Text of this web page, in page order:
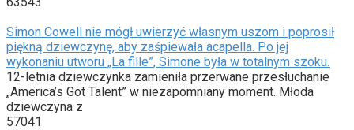
Simon Cowell nie mógł uwierzyć własnym uszom i poprosił
piękną dziewczynę, aby zaśpiewała acapella. Po jej
wykonaniu utworu „La fille”, Simone była w totalnym szoku.
12-letnia dziewczynka zamieniła przerwane przesłuchanie
„America’s Got Talent” w niezapomniany moment. Młoda
dziewczyna z
57041